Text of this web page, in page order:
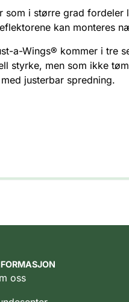
i større grad
kan monteres
a-Wings® kommer i tre
styrke, men som ikke
justerbar spredning.
oss